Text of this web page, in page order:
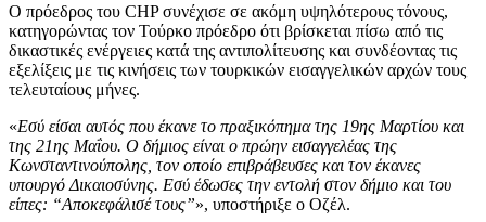
Ο πρόεδρος του CHP συνέχισε σε ακόμη υψηλότερους τόνους,
κατηγορώντας τον Τούρκο πρόεδρο ότι βρίσκεται πίσω από τις
δικαστικές ενέργειες κατά της αντιπολίτευσης και συνδέοντας τις
εξελίξεις με τις κινήσεις των τουρκικών εισαγγελικών αρχών τους
τελευταίους μήνες.
«Εσύ είσαι αυτός που έκανε το πραξικόπημα της 19ης Μαρτίου και
της 21ης Μαΐου. Ο δήμιος είναι ο πρώην εισαγγελέας της
Κωνσταντινούπολης, τον οποίο επιβράβευσες και τον έκανες
υπουργό Δικαιοσύνης. Εσύ έδωσες την εντολή στον δήμιο και του
είπες: “Αποκεφάλισέ τους”», υποστήριξε ο Οζέλ.